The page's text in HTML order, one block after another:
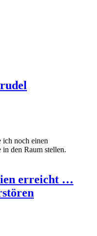
ich noch einen
in den Raum stellen.
erreicht …